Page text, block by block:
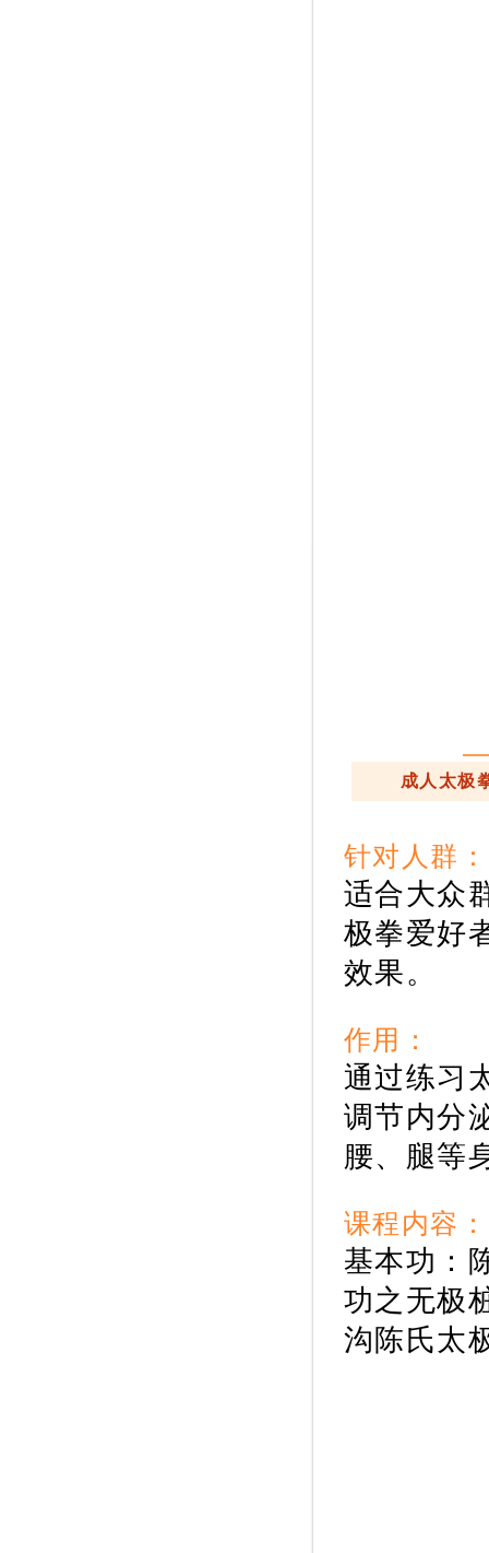
成人太极
针对人群‍：
适合大众
极拳爱好
效果。
作用：
通过练习
调节内分
腰、腿等
课程内容：
基本功：
功之无极
沟陈氏太